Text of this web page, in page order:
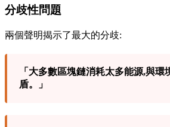
分歧性問題
兩個聲明揭示了最大的分歧:
「大多數區塊鏈消耗太多能源,與環
盾。」